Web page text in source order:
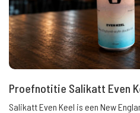
Proefnotitie Salikatt Even
Salikatt Even Keel is een New